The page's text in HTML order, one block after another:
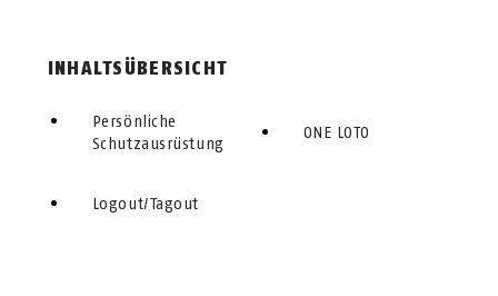
INHALTSÜBERSICHT
Persönliche
Schutzausrüstung
Logout/Tagout
ONE LOTO